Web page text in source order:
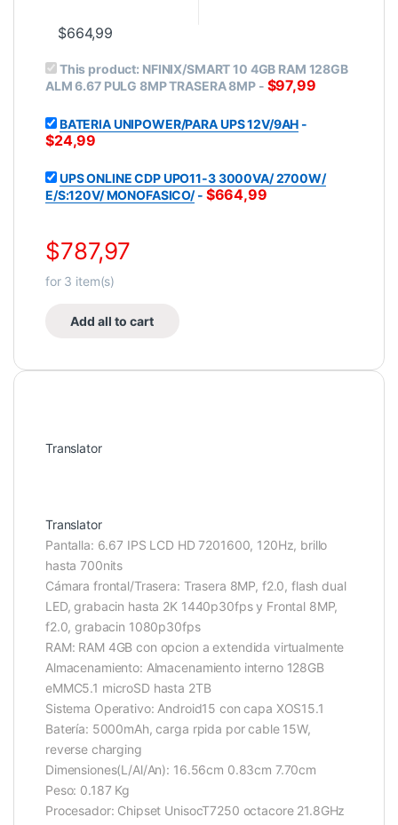
$664,99
This product: NFINIX/SMART 10 4GB RAM 128GB
ALM 6.67 PULG 8MP TRASERA 8MP- $97,99
BATERIA UNIPOWER/PARA UPS 12V/9AH -
$24,99
UPS ONLINE CDP UPO11-3 3000VA/ 2700W/
E/S:120V/ MONOFASICO/- $664,99
$787,97
for 3 item(s)
Add all to cart
Translator
Translator
Pantalla: 6.67 IPS LCD HD 7201600, 120Hz, brillo
hasta 700nits
Cámara frontal/Trasera: Trasera 8MP, f2.0, flash dual
LED, grabacin hasta 2K 1440p30fps y Frontal 8MP,
f2.0, grabacin 1080p30fps
RAM: RAM 4GB con opcion a extendida virtualmente
Almacenamiento: Almacenamiento interno 128GB
eMMC5.1 microSD hasta 2TB
Sistema Operativo: Android15 con capa XOS15.1
Batería: 5000mAh, carga rpida por cable 15W,
reverse charging
Dimensiones(L/Al/An): 16.56cm 0.83cm 7.70cm
Peso: 0.187 Kg
Procesador: Chipset UnisocT7250 octacore 21.8GHz